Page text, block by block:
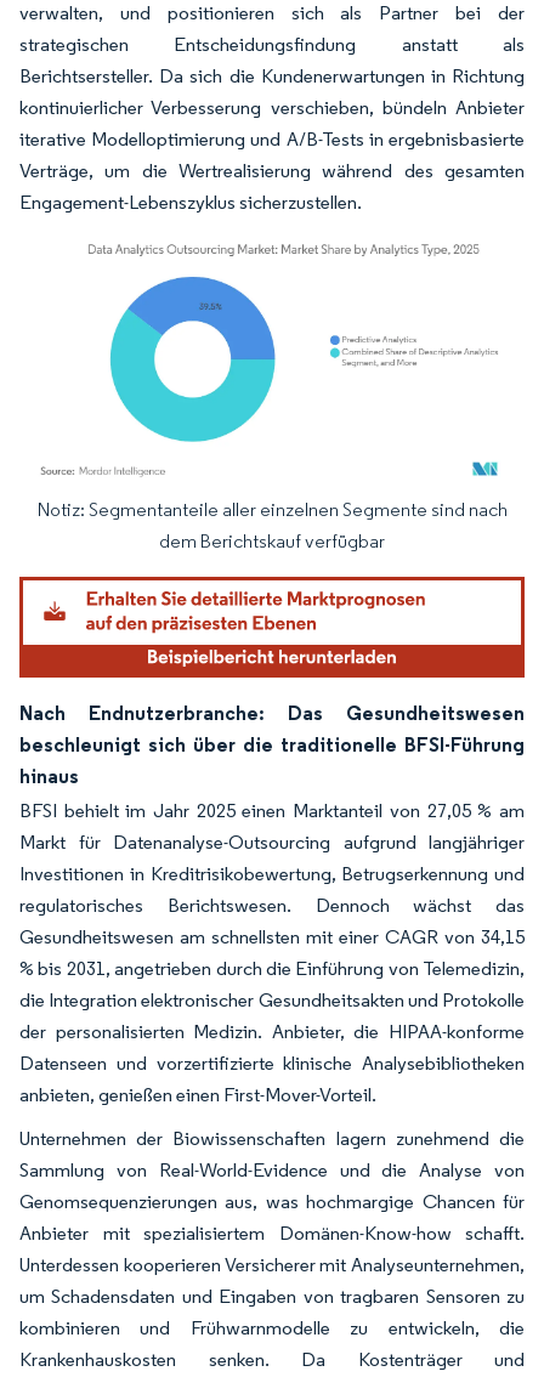
verwalten, und positionieren sich als Partner bei der
strategischen Entscheidungsfindung anstatt als
Berichtsersteller. Da sich die Kundenerwartungen in Richtung
kontinuierlicher Verbesserung verschieben, bündeln Anbieter
iterative Modelloptimierung und A/B-Tests in ergebnisbasierte
Verträge, um die Wertrealisierung während des gesamten
Engagement-Lebenszyklus sicherzustellen.
Bild © Mordor Intelligence. Wiederverwendung erfordert Namensnennung
Notiz: Segmentanteile aller einzelnen Segmente sind nach
dem Berichtskauf verfügbar
Nach Endnutzerbranche: Das Gesundheitswesen
beschleunigt sich über die traditionelle BFSI-Führung
hinaus
BFSI behielt im Jahr 2025 einen Marktanteil von 27,05 % am
Markt für Datenanalyse-Outsourcing aufgrund langjähriger
Investitionen in Kreditrisikobewertung, Betrugserkennung und
regulatorisches Berichtswesen. Dennoch wächst das
Gesundheitswesen am schnellsten mit einer CAGR von 34,15
% bis 2031, angetrieben durch die Einführung von Telemedizin,
die Integration elektronischer Gesundheitsakten und Protokolle
der personalisierten Medizin. Anbieter, die HIPAA-konforme
Datenseen und vorzertifizierte klinische Analysebibliotheken
anbieten, genießen einen First-Mover-Vorteil.
Unternehmen der Biowissenschaften lagern zunehmend die
Sammlung von Real-World-Evidence und die Analyse von
Genomsequenzierungen aus, was hochmargige Chancen für
Anbieter mit spezialisiertem Domänen-Know-how schafft.
Unterdessen kooperieren Versicherer mit Analyseunternehmen,
um Schadensdaten und Eingaben von tragbaren Sensoren zu
kombinieren und Frühwarnmodelle zu entwickeln, die
Krankenhauskosten senken. Da Kostenträger und